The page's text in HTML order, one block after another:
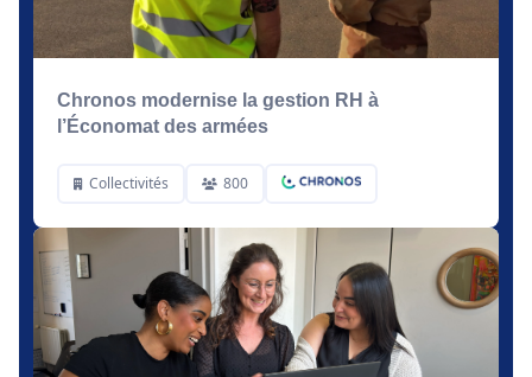
Chronos modernise la gestion RH à
l’Économat des armées
Collectivités 800